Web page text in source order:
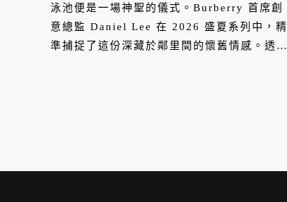
泳池便是一場神聖的儀式。Burberry 首席創
意總監 Daniel Lee 在 2026 盛夏系列中，精
準捕捉了這份深藏於鄰里間的懷舊情感。透過